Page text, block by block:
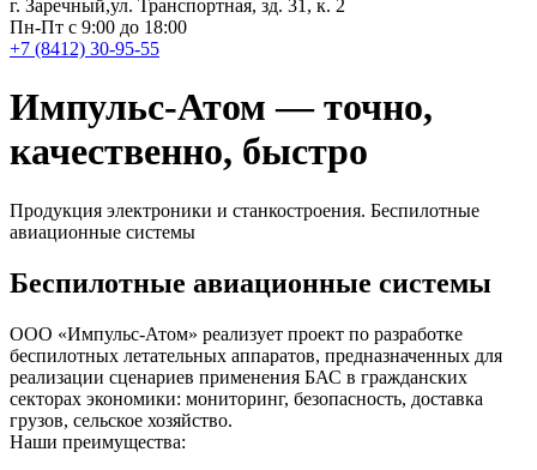
г. Заречный,ул. Транспортная, зд. 31, к. 2
Пн-Пт с 9:00 до 18:00
+7 (8412) 30-95-55
Импульс-Атом — точно,
качественно, быстро
Продукция электроники и станкостроения. Беспилотные
авиационные системы
Беспилотные авиационные системы
ООО «Импульс-Атом» реализует проект по разработке
беспилотных летательных аппаратов, предназначенных для
реализации сценариев применения БАС в гражданских
секторах экономики: мониторинг, безопасность, доставка
грузов, сельское хозяйство.
Наши преимущества: